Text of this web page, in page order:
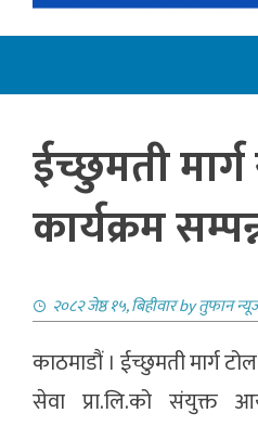
ईच्छुमती
कार्यक्रम
२०८२ जेष्ठ १५, बिहीवारbyतुफान
काठमाडौं । ईच्छुमती मार्ग
सेवा प्रा.लि.को संयुक्त